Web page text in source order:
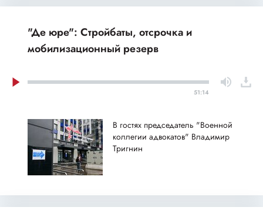
"Де юре": Стройбаты, отсрочка и
мобилизационный резерв
51:14
В гостях председатель "Военной
коллегии адвокатов" Владимир
Тригнин